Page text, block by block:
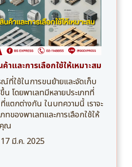
าและการเลือกใช้ให้เหมาะสม
ที่ใช้ในการขนย้ายและจัดเก็บ
น โดยพาเลทมีหลายประเภทที่
แตกต่างกัน ในบทความนี้ เราจะ
ทของพาเลทและการเลือกใช้ให้
คุณ
17 มี.ค. 2025